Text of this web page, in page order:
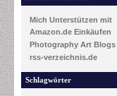
Mich Unterstützen mit
Amazon.de Einkäufen
Photography Art Blogs
rss-verzeichnis.de
Schlagwörter